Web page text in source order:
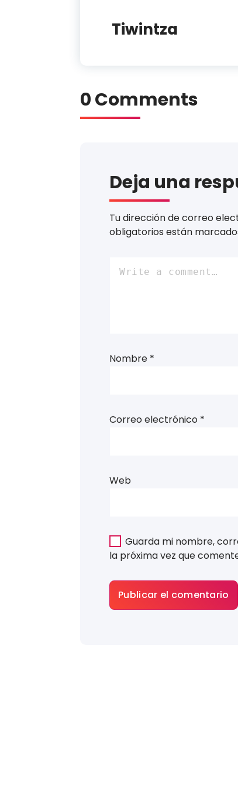
Tiwintza
0 Comments
Deja una
Tu dirección de correo
obligatorios están
Nombre *
Correo electrónico *
Web
Guarda mi nombre,
la próxima vez que